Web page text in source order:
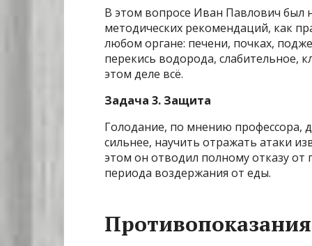
В этом вопросе Иван Павлович был
методических рекомендаций, как
любом органе: печени, почках,
перекись водорода, слабительное,
этом деле всё.
Задача 3. Защита
Голодание, по мнению профессора,
сильнее, научить отражать атаки
этом он отводил полному отказу
периода воздержания от еды.
Противопоказания